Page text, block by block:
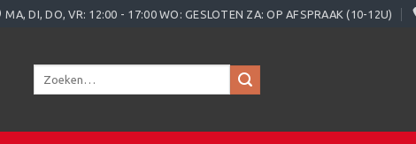
MA, DI, DO, VR: 12:00 - 17:00 WO: GESLOTEN ZA: OP AFSPRAAK (10-12U)
Zoeken